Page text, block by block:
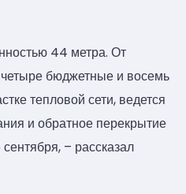
44 метра. От
бюджетные и восемь
тепловой сети, ведется
и обратное перекрытие
– рассказал